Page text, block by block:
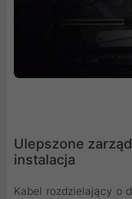
Ulepszone
instalacja
Kabel rozdzielający o